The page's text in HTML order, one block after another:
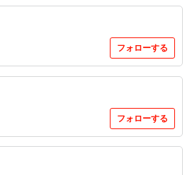
フォローする
フォローする